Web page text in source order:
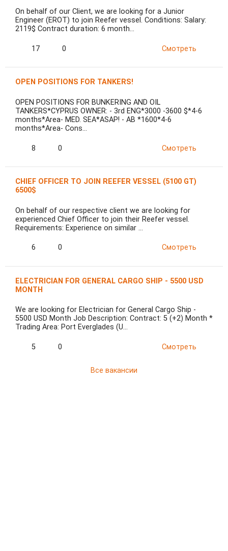
On behalf of our Client, we are looking for a Junior
Engineer (EROT) to join Reefer vessel. Conditions: Salary:
2119$ Contract duration: 6 month…
17 0 Смотреть
OPEN POSITIONS FOR TANKERS!
OPEN POSITIONS FOR BUNKERING AND OIL
TANKERS*CYPRUS OWNER: - 3rd ENG*3000 -3600 $*4-6
months*Area- MED. SEA*ASAP! - AB *1600*4-6
months*Area- Cons…
8 0 Смотреть
CHIEF OFFICER TO JOIN REEFER VESSEL (5100 GT)
6500$
On behalf of our respective client we are looking for
experienced Chief Officer to join their Reefer vessel.
Requirements: Experience on similar …
6 0 Смотреть
ELECTRICIAN FOR GENERAL CARGO SHIP - 5500 USD
MONTH
We are looking for Electrician for General Cargo Ship -
5500 USD Month Job Description: Contract: 5 (+2) Month *
Trading Area: Port Everglades (U…
5 0 Смотреть
Все вакансии